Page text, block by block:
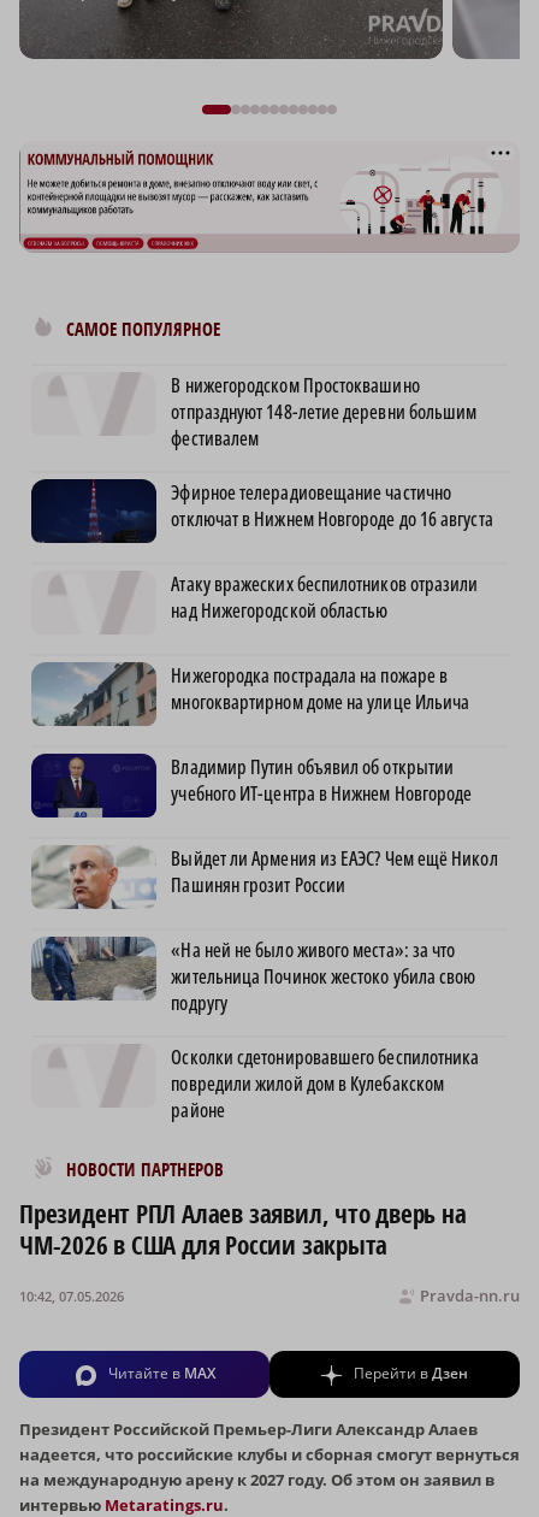
САМОЕ ПОПУЛЯРНОЕ
В нижегородском Простоквашино
отпразднуют 148-летие деревни большим
фестивалем
Эфирное телерадиовещание частично
отключат в Нижнем Новгороде до 16 августа
Атаку вражеских беспилотников отразили
над Нижегородской областью
Нижегородка пострадала на пожаре в
многоквартирном доме на улице Ильича
Владимир Путин объявил об открытии
учебного ИТ-центра в Нижнем Новгороде
Выйдет ли Армения из ЕАЭС? Чем ещё Никол
Пашинян грозит России
«На ней не было живого места»: за что
жительница Починок жестоко убила свою
подругу
Осколки сдетонировавшего беспилотника
повредили жилой дом в Кулебакском
районе
НОВОСТИ ПАРТНЕРОВ
Новости МирТесен
Президент РПЛ Алаев заявил, что дверь на
ЧМ-2026 в США для России закрыта
Pravda-nn.ru
10:42, 07.05.2026
Читайте в MAX Перейти вДзен
Президент Российской Премьер-Лиги Александр Алаев
надеется, что российские клубы и сборная смогут вернуться
на международную арену к 2027 году. Об этом он заявил в
интервью Metaratings.ru.